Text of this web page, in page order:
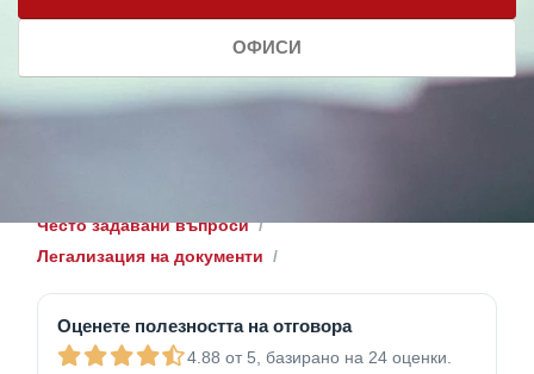
ОФИСИ
Често задавани въпроси
Легализация на документи
Оценете полезността на отговора
4.88 от 5, базирано на 24 оценки.